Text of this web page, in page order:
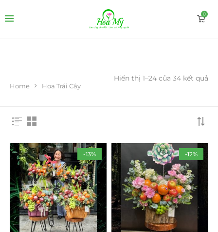
0
Home Hoa Trái Cây
Hiển thị 1–24 của 34 kết quả
-13% -12%